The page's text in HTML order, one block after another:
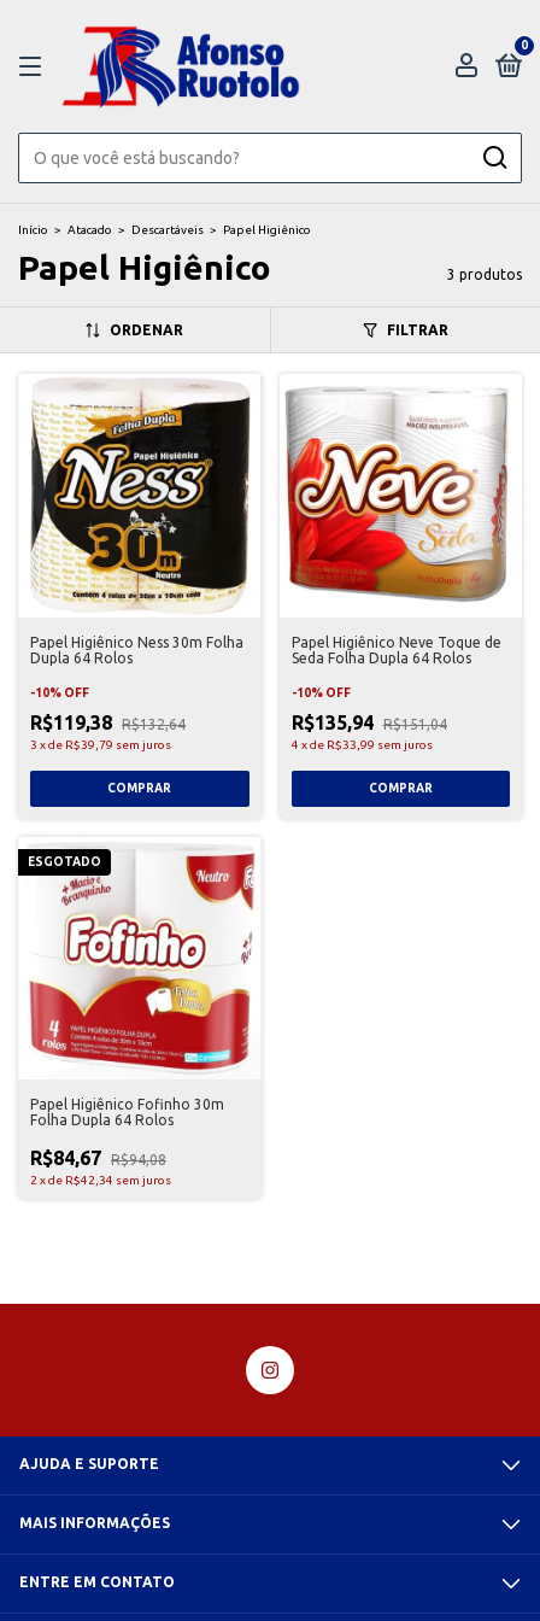
0
Início > Atacado > Descartáveis > Papel Higiênico
Papel Higiênico 3 produtos
ORDENAR FILTRAR
Papel Higiênico Ness 30m Folha
Dupla 64 Rolos
-10% OFF
R$119,38 R$132,64
3 xde R$39,79 sem juros
Papel Higiênico Neve Toque de
Seda Folha Dupla 64 Rolos
-10% OFF
R$135,94 R$151,04
4 xde R$33,99 sem juros
ESGOTADO
Papel Higiênico Fofinho 30m
Folha Dupla 64 Rolos
R$84,67 R$94,08
2 xde R$42,34 sem juros
AJUDA E SUPORTE
MAIS INFORMAÇÕES
ENTRE EM CONTATO